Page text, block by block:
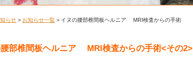
らせ > お知らせ一覧 > イヌの腰部椎間板ヘルニア MRI検査からの手術
部椎間板ヘルニア MRI検査からの手術<その2>